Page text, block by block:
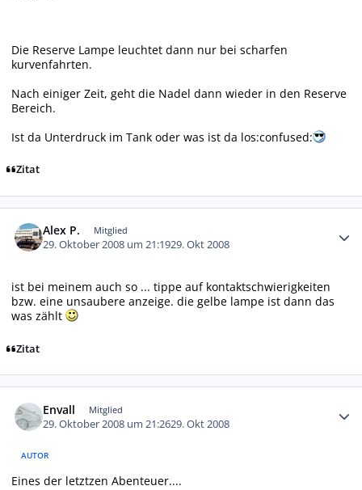
Die Reserve Lampe leuchtet dann nur bei scharfen
kurvenfahrten.
Nach einiger Zeit, geht die Nadel dann wieder in den Reserve
Bereich.
Ist da Unterdruck im Tank oder was ist da los:confused:
Zitat
Alex P. Mitglied
29. Oktober 2008 um 21:1929. Okt 2008
ist bei meinem auch so ... tippe auf kontaktschwierigkeiten
bzw. eine unsaubere anzeige. die gelbe lampe ist dann das
was zählt
Zitat
Envall Mitglied
29. Oktober 2008 um 21:2629. Okt 2008
AUTOR
Eines der letztzen Abenteuer....